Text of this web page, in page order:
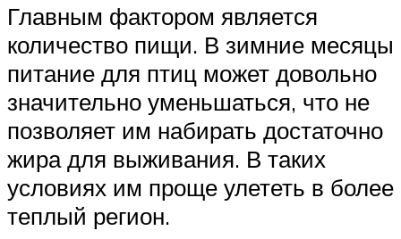
Главным фактором является
количество пищи. В зимние месяцы
питание для птиц может довольно
значительно уменьшаться, что не
позволяет им набирать достаточно
жира для выживания. В таких
условиях им проще улететь в более
теплый регион.